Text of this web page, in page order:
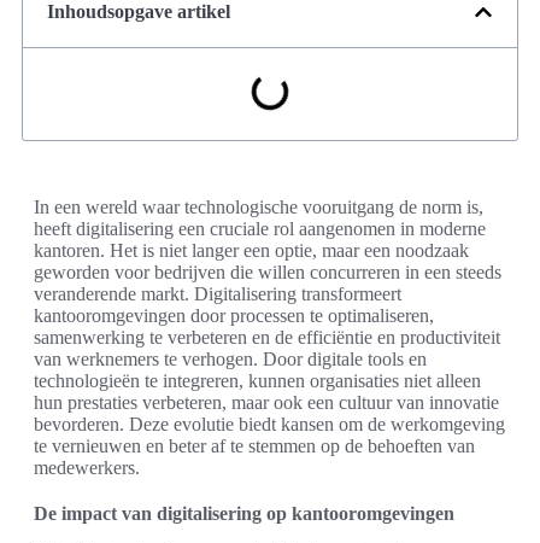
Inhoudsopgave artikel
In een wereld waar technologische vooruitgang de norm is,
heeft digitalisering een cruciale rol aangenomen in moderne
kantoren. Het is niet langer een optie, maar een noodzaak
geworden voor bedrijven die willen concurreren in een steeds
veranderende markt. Digitalisering transformeert
kantooromgevingen door processen te optimaliseren,
samenwerking te verbeteren en de efficiëntie en productiviteit
van werknemers te verhogen. Door digitale tools en
technologieën te integreren, kunnen organisaties niet alleen
hun prestaties verbeteren, maar ook een cultuur van innovatie
bevorderen. Deze evolutie biedt kansen om de werkomgeving
te vernieuwen en beter af te stemmen op de behoeften van
medewerkers.
De impact van digitalisering op kantooromgevingen